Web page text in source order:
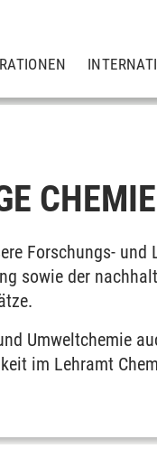
CHEMIE
Forschungs-
sowie der
Umweltchemie
im Lehramt